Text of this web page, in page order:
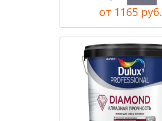
от 1165 руб.